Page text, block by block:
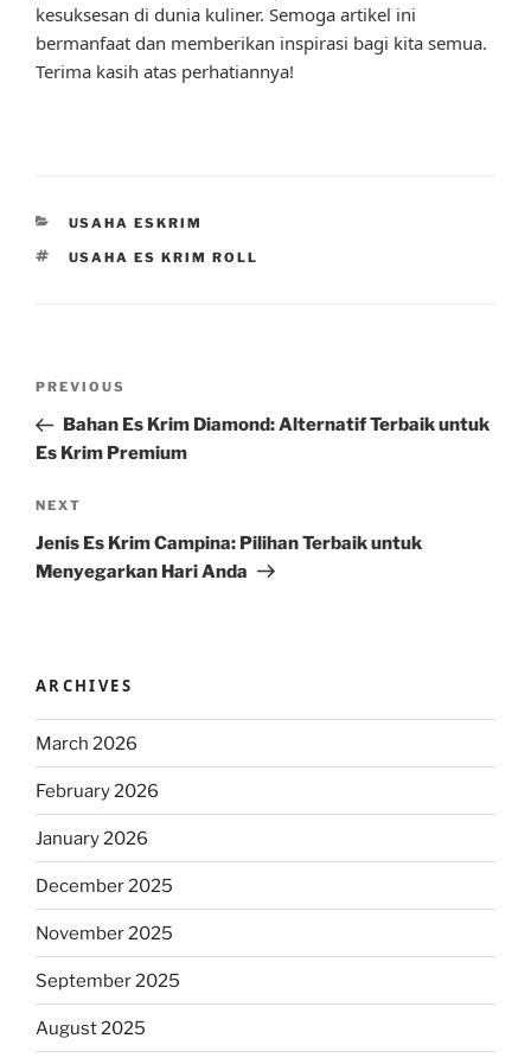
kesuksesan di dunia kuliner. Semoga artikel ini
bermanfaat dan memberikan inspirasi bagi kita semua.
Terima kasih atas perhatiannya!
CATEGORIES
USAHA ESKRIM
TAGS
USAHA ES KRIM ROLL
Previous
Post
PREVIOUS
Bahan Es Krim Diamond: Alternatif Terbaik untuk
Es Krim Premium
Next
Post
NEXT
Jenis Es Krim Campina: Pilihan Terbaik untuk
Menyegarkan Hari Anda
ARCHIVES
March 2026
February 2026
January 2026
December 2025
November 2025
September 2025
August 2025